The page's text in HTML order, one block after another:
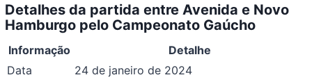
Detalhes da partida entre Avenida e Novo
Hamburgo pelo Campeonato Gaúcho
Informação
Detalhe
Data
24 de janeiro de 2024